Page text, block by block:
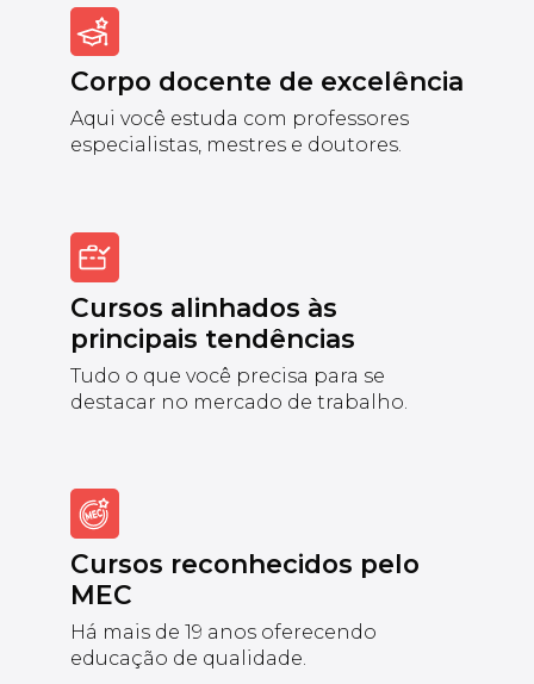
Corpo docente de excelência
Aqui você estuda com professores
especialistas, mestres e doutores.
Cursos alinhados às
principais tendências
Tudo o que você precisa para se
destacar no mercado de trabalho.
Cursos reconhecidos pelo
MEC
Há mais de 19 anos oferecendo
educação de qualidade.